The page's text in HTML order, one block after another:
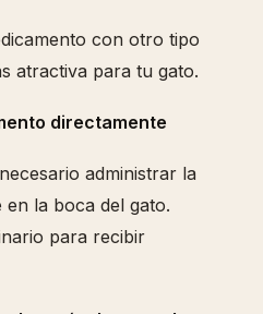
con otro tipo
atractiva para tu gato.
directamente
administrar la
en la boca del gato.
para recibir